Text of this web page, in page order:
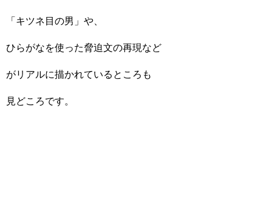
「キツネ目の男」や、
ひらがなを使った脅迫文の再現など
がリアルに描かれているところも
見どころです。